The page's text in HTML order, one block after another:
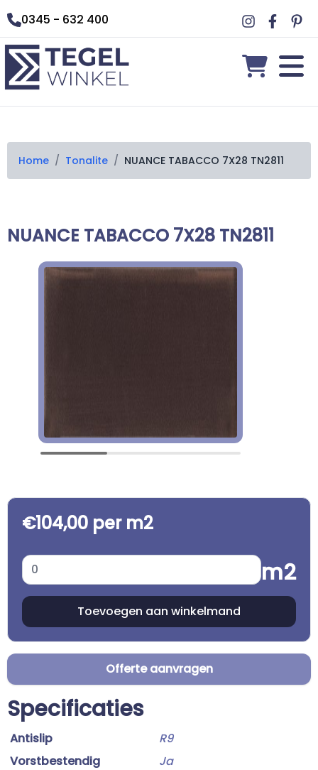
0345 - 632 400
Home / Tonalite / NUANCE TABACCO 7X28 TN2811
NUANCE TABACCO 7X28 TN2811
€104,00 per m2
m2
Offerte aanvragen
Specificaties
Antislip
R9
Vorstbestendig
Ja